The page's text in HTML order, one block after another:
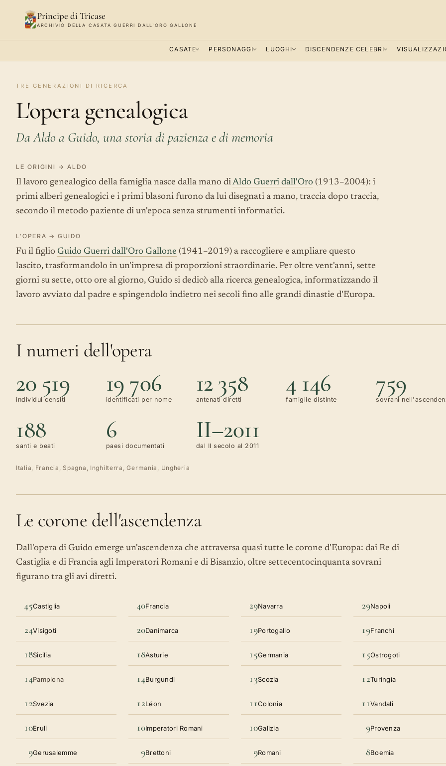
Principe di Tricase
ARCHIVIO DELLA CASATA GUERRI DALL'ORO GALLONE
CASATE PERSONAGGI LUOGHI DISCENDENZE CELEBRI
TRE GENERAZIONI DI RICERCA
L'opera genealogica
Da Aldo a Guido, una storia di pazienza e di memoria
LE ORIGINI → ALDO
Il lavoro genealogico della famiglia nasce dalla mano diAldo Guerri dall'Oro (1913–2004): i
primi alberi genealogici e i primi blasoni furono da lui disegnati a mano, traccia dopo traccia,
secondo il metodo paziente di un'epoca senza strumenti informatici.
L'OPERA → GUIDO
Fu il figlio Guido Guerri dall'Oro Gallone (1941–2019) a raccogliere e ampliare questo
lascito, trasformandolo in un'impresa di proporzioni straordinarie. Per oltre vent'anni, sette
giorni su sette, otto ore al giorno, Guido si dedicò alla ricerca genealogica, informatizzando il
lavoro avviato dal padre e spingendolo indietro nei secoli fino alle grandi dinastie d'Europa.
I numeri dell'opera
20 519
individui censiti
19 706
identificati per nome
12 358
antenati diretti
4 146
famiglie distinte
759
sovrani
188
santi e beati
6
paesi documentati
II–2011
dal II secolo al 2011
Italia, Francia, Spagna, Inghilterra, Germania, Ungheria
Le corone dell'ascendenza
Dall'opera di Guido emerge un'ascendenza che attraversa quasi tutte le corone d'Europa: dai Re di
Castiglia e di Francia agli Imperatori Romani e di Bisanzio, oltre settecentocinquanta sovrani
figurano tra gli avi diretti.
45Castiglia 40Francia 29Navarra 29Napoli
24Visigoti 20Danimarca 19Portogallo 19Franchi
18Sicilia 18Asturie 15Germania 15Ostrogoti
14Pamplona 14Burgundi 13Scozia 12Turingia
12Svezia 12Léon 11Colonia 11Vandali
10Eruli 10Imperatori Romani 10Galizia 9Provenza
9Gerusalemme 9Brettoni 9Romani 8Boemia